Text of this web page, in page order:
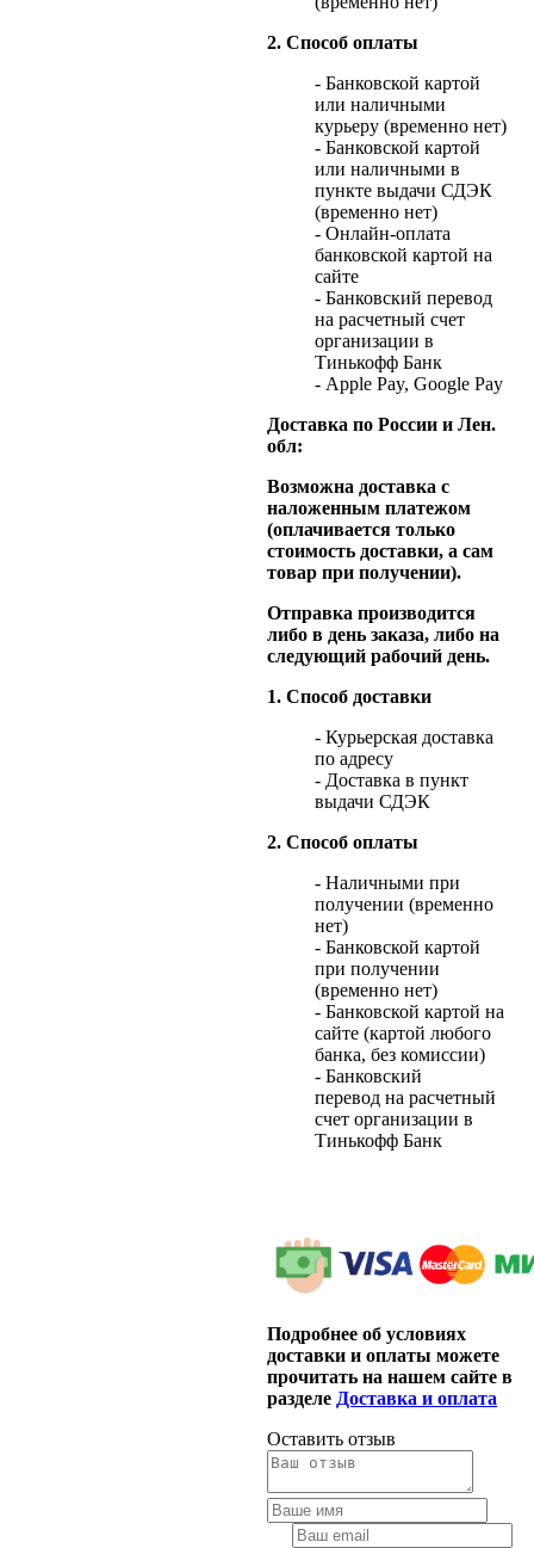
2. Способ оплаты
- Банковской картой
или наличными
курьеру (временно нет)
- Банковской картой
или наличными в
пункте выдачи СДЭК
(временно нет)
- Онлайн-оплата
банковской картой на
сайте
- Банковский перевод
на расчетный счет
организации в
Тинькофф Банк
- Apple Pay, Google Pay
Доставка по России и Лен.
обл:
Возможна доставка с
наложенным платежом
(оплачивается только
стоимость доставки, а сам
товар при получении).
Отправка производится
либо в день заказа, либо на
следующий рабочий день.
1. Способ доставки
- Курьерская доставка
по адресу
- Доставка в пункт
выдачи СДЭК
2. Способ оплаты
- Наличными при
получении (временно
нет)
- Банковской картой
при получении
(временно нет)
- Банковской картой на
сайте (картой любого
банка, без комиссии)
- Банковский
перевод на расчетный
счет организации в
Тинькофф Банк
Подробнее об условиях
доставки и оплаты можете
прочитать на нашем сайте в
разделе Доставка и оплата
Оставить отзыв